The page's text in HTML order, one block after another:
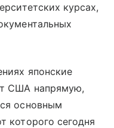
курсах,
японские
США напрямую,
основным
которого сегодня